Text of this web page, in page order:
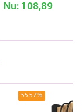
Nu:108,89
55.57%